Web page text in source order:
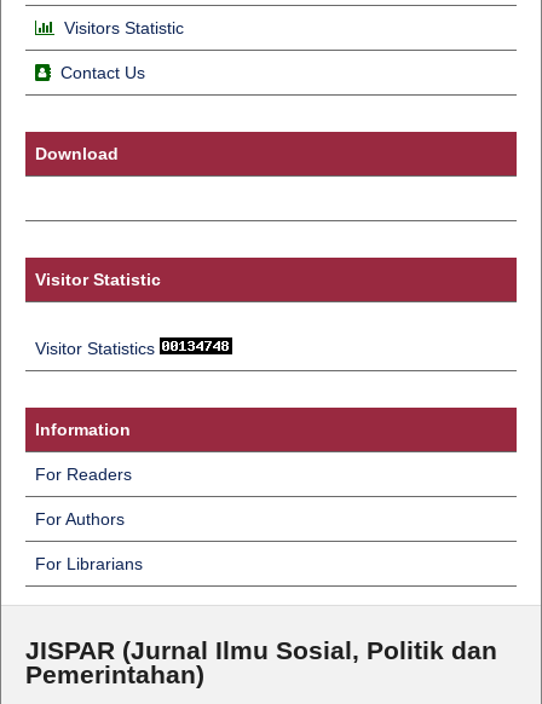
Visitors Statistic
Contact Us
Download
Visitor Statistic
Visitor Statistics
Information
For Readers
For Authors
For Librarians
JISPAR (Jurnal Ilmu Sosial, Politik dan
Pemerintahan)